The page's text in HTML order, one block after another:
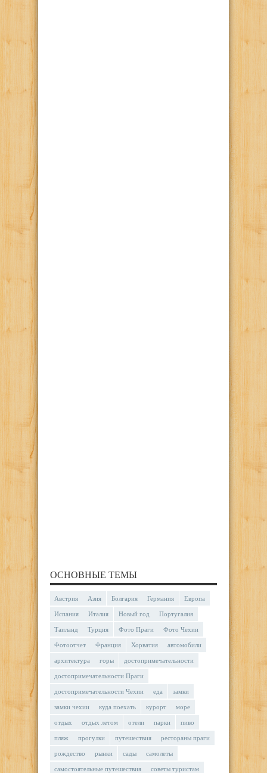
ОСНОВНЫЕ ТЕМЫ
Австрия Азия Болгария Германия Европа
Испания Италия Новый год Португалия
Таиланд Турция Фото Праги Фото Чехии
Фотоотчет Франция Хорватия автомобили
архитектура горы достопримечательности
достопримечательности Праги
достопримечательности Чехии еда замки
замки чехии куда поехать курорт море
отдых отдых летом отели парки пиво
пляж прогулки путешествия рестораны праги
рождество рынки сады самолеты
самостоятельные путешествия советы туристам